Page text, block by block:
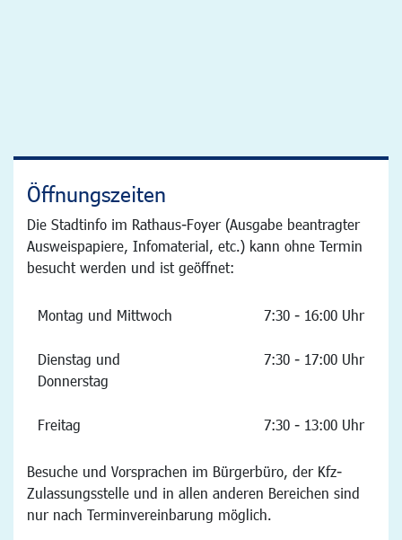
Öffnungszeiten
Die Stadtinfo im Rathaus-Foyer (Ausgabe beantragter
Ausweispapiere, Infomaterial, etc.) kann ohne Termin
besucht werden und ist geöffnet:
Montag und Mittwoch 7:30 - 16:00 Uhr
Dienstag und
Donnerstag
7:30 - 17:00 Uhr
Freitag 7:30 - 13:00 Uhr
Besuche und Vorsprachen im Bürgerbüro, der Kfz-
Zulassungsstelle und in allen anderen Bereichen sind
nur nach Terminvereinbarung möglich.